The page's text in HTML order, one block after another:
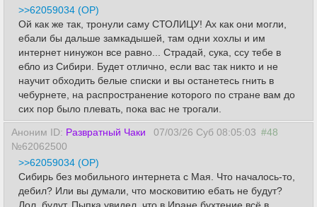
>>62059034 (OP)
Ой как же так, тронули саму СТОЛИЦУ! Ах как они могли,
ебали бы дальше замкадышей, там одни хохлы и им
интернет нинужон все равно... Страдай, сука, ссу тебе в
ебло из Сибири. Будет отлично, если вас так никто и не
научит обходить белые списки и вы останетесь гнить в
чебурнете, на распространение которого по стране вам до
сих пор было плевать, пока вас не трогали.
Аноним ID: Развратный Чаки 07/03/26 Суб 08:05:03 #48
№62062500
>>62059034 (OP)
Сибирь без мобильного интернета с Мая. Что началось-то,
дебил? Или вы думали, что московитию ебать не будут?